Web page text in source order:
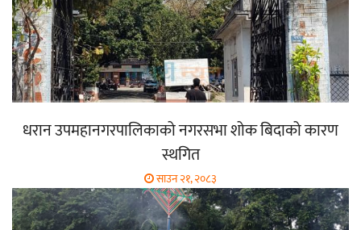
धरान उपमहानगरपालिकाको नगरसभा शोक बिदाको कारण
स्थगित
साउन २१, २०८३